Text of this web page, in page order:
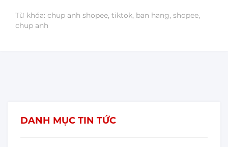
Từ khóa: chup anh shopee, tiktok, ban hang, shopee,
chup anh
DANH MỤC TIN TỨC